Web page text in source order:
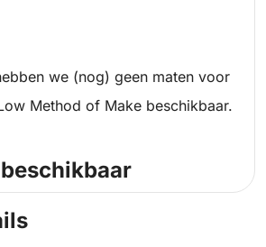
we (nog) geen maten voor
Method of Make beschikbaar.